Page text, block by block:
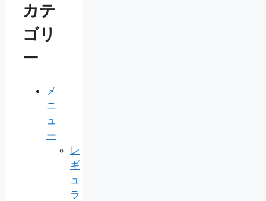
カテ
ゴリ
ー
メ
ニ
ュ
ー
レ
ギ
ュ
ラ